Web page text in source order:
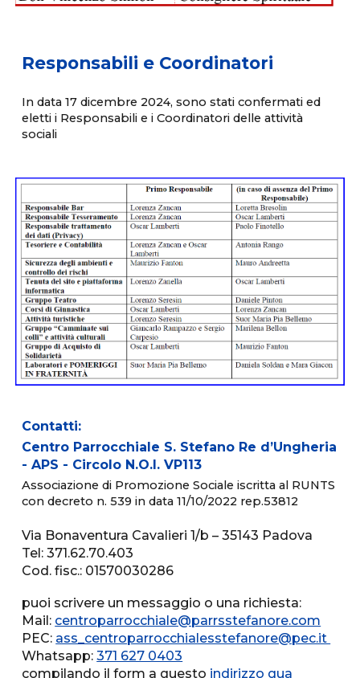
Responsabili e Coordinatori
In data 17 dicembre 2024, sono stati confermati ed
eletti i Responsabili e i Coordinatori delle attività
sociali
Contatti:
Centro Parrocchiale S. Stefano Re d’Ungheria
- APS - Circolo N.O.I. VP113
Associazione di Promozione Sociale iscritta al RUNTS
con decreto n. 539 in data 11/10/2022 rep.53812
Via Bonaventura Cavalieri 1/b – 35143 Padova
Tel: 371.62.70.403
Cod. fisc.: 01570030286
puoi scrivere un messaggio o una richiesta:
Mail: centroparrocchiale@parrsstefanore.com
PEC: ass_centroparrocchialesstefanore@pec.it
Whatsapp:371 627 0403
compilando il form a questo indirizzo qua